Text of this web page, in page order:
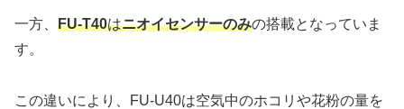
一方、 FU-T40はニオイセンサーのみの搭載となっていま
す。
この違いにより、FU-U40は空気中のホコリや花粉の量を